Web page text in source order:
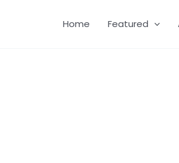
Home Featured